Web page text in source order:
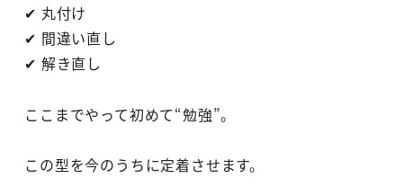
✔ 丸付け
✔ 間違い直し
✔ 解き直し
ここまでやって初めて“勉強”。
この型を今のうちに定着させます。